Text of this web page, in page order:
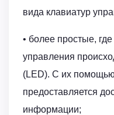
вида клавиатур
• более простые,
управления
(LED). С их
предоставляется
информации;